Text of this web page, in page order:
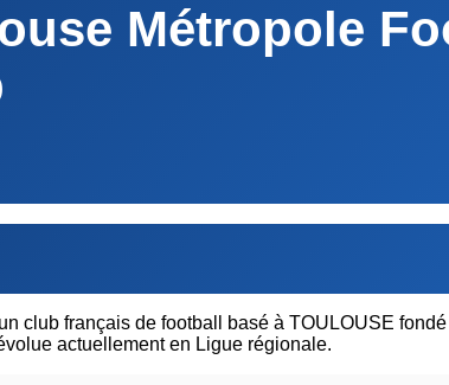
Métropole
club français de football basé à TOULOUSE
actuellement en Ligue régionale.